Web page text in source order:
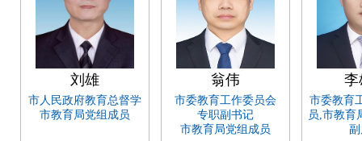
刘雄
市人民政府教育总督学
市教育局党组成员
翁伟
市委教育工作委员会
专职副书记
市教育局党组成员
李
市委教育
员,市教育